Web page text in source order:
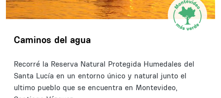
Caminos del agua
Recorré la Reserva Natural Protegida Humedales del
Santa Lucía en un entorno único y natural junto el
ultimo pueblo que se encuentra en Montevideo,